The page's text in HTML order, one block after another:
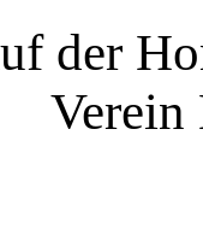
der
Verein